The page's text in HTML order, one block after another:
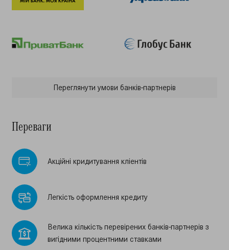
Переглянути умови банкiв-партнерiв
Переваги
Акцiйнi кридитування клiентiв
Легкiсть оформлення кредиту
Велика кiлькiсть перевiрених банкiв-партнерiв з
вигiдними процентними ставками